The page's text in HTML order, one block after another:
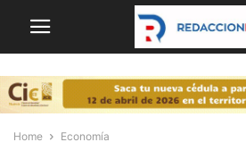
Home Economía